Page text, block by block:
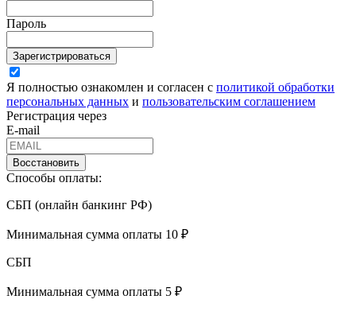
Пароль
Зарегистрироваться
Я полностью ознакомлен и согласен с политикой обработки
персональных данных и пользовательским соглашением
Регистрация через
E-mail
Восстановить
Способы оплаты:
СБП (онлайн банкинг РФ)
Минимальная сумма оплаты 10 ₽
СБП
Минимальная сумма оплаты 5 ₽